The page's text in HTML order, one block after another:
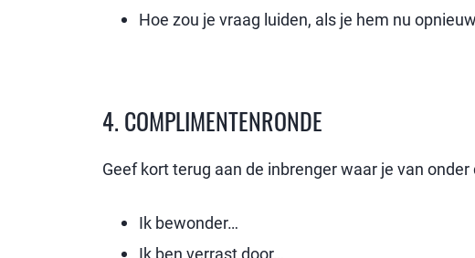
Hoe zou je vraag luiden, als je hem nu
4. COMPLIMENTENRONDE
Geef kort terug aan de inbrenger waar je van
Ik bewonder…
Ik ben verrast door…